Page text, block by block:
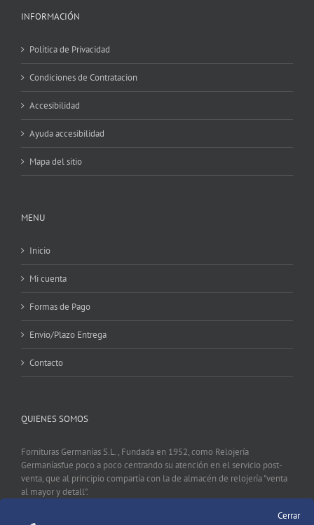
INFORMACIÓN
Política de Privacidad
Condiciones de Contratacion
Accesibilidad
Ayuda accesibilidad
Mapa del sitio
MENU
Inicio
Mi cuenta
Formas de Pago
Envio/Plazo Entrega
Contacto
QUIENES SOMOS
Fornituras Germanías S.L., Fundada en 1952, como Relojería
Germaníasfue poco a poco centrando su atención en el servicio post-
venta, que al principio compartía con la de almacén de relojería "venta
al mayor y detall".
Cerrar